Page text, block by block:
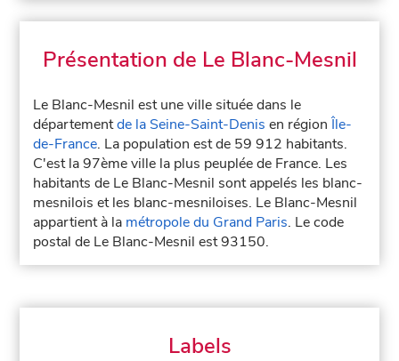
Présentation de Le Blanc-Mesnil
Le Blanc-Mesnil est une ville située dans le
départementde la Seine-Saint-Denis en régionÎle-
de-France. La population est de 59 912 habitants.
C'est la 97ème ville la plus peuplée de France. Les
habitants de Le Blanc-Mesnil sont appelés les blanc-
mesnilois et les blanc-mesniloises. Le Blanc-Mesnil
appartient à la métropole du Grand Paris. Le code
postal de Le Blanc-Mesnil est 93150.
Labels